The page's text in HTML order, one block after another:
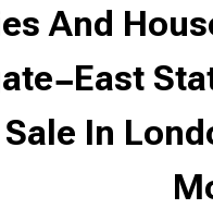
And
East
Sale In